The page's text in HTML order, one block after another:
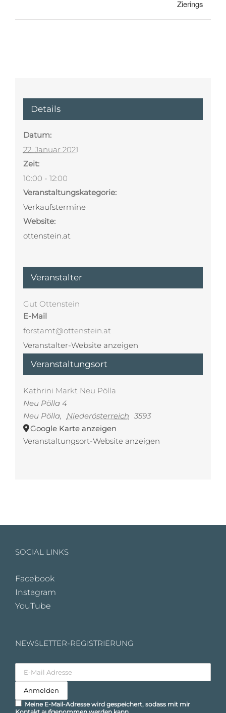
Zierings
Details
Datum:
22. Januar 2021
Zeit:
10:00 - 12:00
Veranstaltungskategorie:
Verkaufstermine
Website:
ottenstein.at
Veranstaltungsort
Kathrini Markt Neu Pölla
Neu Pölla 4
Neu Pölla, Niederösterreich 3593
Google Karte anzeigen
Veranstaltungsort-Website anzeigen
Veranstalter
Gut Ottenstein
E-Mail
forstamt@ottenstein.at
Veranstalter-Website anzeigen
SOCIAL LINKS
Facebook
Instagram
YouTube
NEWSLETTER-REGISTRIERUNG
Meine E-Mail-Adresse wird gespeichert, sodass mit mir